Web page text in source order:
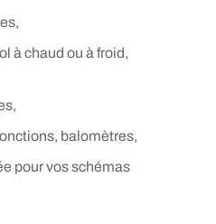
à chaud ou à froid,
balomètres,
pour vos schémas